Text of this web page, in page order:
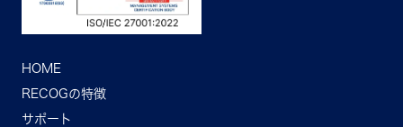
HOME
RECOGの特徴
サポート